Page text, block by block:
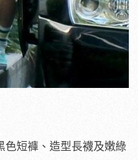
短褲、造型長襪及嫩綠